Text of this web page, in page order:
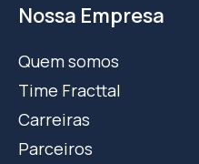
Nossa Empresa
Quem somos
Time Fracttal
Carreiras
Parceiros